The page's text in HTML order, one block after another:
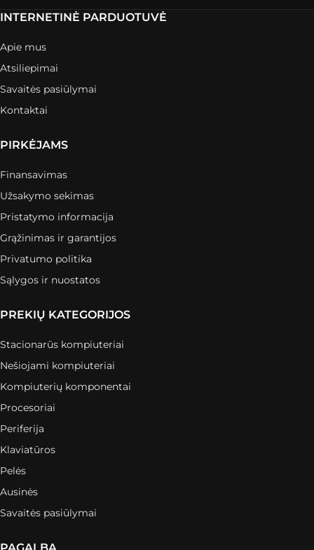
INTERNETINĖ PARDUOTUVĖ
Apie mus
Atsiliepimai
Savaitės pasiūlymai
Kontaktai
PIRKĖJAMS
Finansavimas
Užsakymo sekimas
Pristatymo informacija
Grąžinimas ir garantijos
Privatumo politika
Sąlygos ir nuostatos
PREKIŲ KATEGORIJOS
Stacionarūs kompiuteriai
Nešiojami kompiuteriai
Kompiuterių komponentai
Procesoriai
Periferija
Klaviatūros
Pelės
Ausinės
Savaitės pasiūlymai